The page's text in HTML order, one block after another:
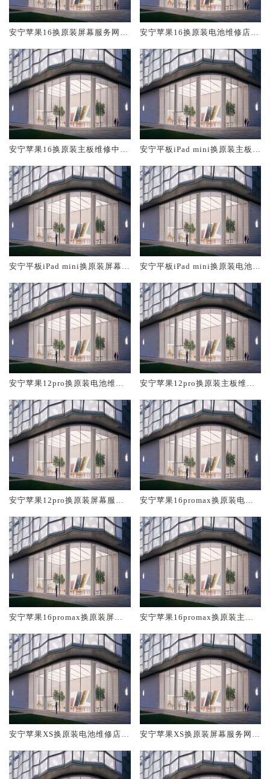
安宁苹果16换原装屏幕服务网点
安宁苹果16换原装电池维修店大
安宁苹果16换原装主板维修中心
安宁平板iPad mini换原装主板维
安宁平板iPad mini换原装屏幕服
安宁平板iPad mini换原装电池维
安宁苹果12pro换原装电池维修
安宁苹果12pro换原装主板维修
安宁苹果12pro换原装屏幕服务
安宁苹果16promax换原装电池
安宁苹果16promax换原装屏幕
安宁苹果16promax换原装主板
安宁苹果XS换原装电池维修店大
安宁苹果XS换原装屏幕服务网点